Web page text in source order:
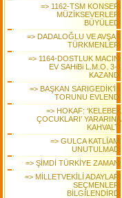
=> 1162-TSM KONSERİ
MÜZİKSEVERLERİ
BÜYÜLEDİ
=> DADALOĞLU VE AVŞAR
TÜRKMENLERİ
=> 1164-DOSTLUK MACINI
EV SAHiBi L.M.O. 3-1
KAZANDI
=> BAŞKAN SARIGEDİK’İN
TORUNU EVLENDİ
=> HOKAF: ‘KELEBEK
ÇOCUKLARI’ YARARINA
KAHVALTI
=> GULCA KATLİAMI
UNUTULMADI
=> ŞİMDİ TÜRKİYE ZAMANI
=> MİLLETVEKİLİ ADAYLARI
SEÇMENLERİ
BİLGİLENDİRDİ